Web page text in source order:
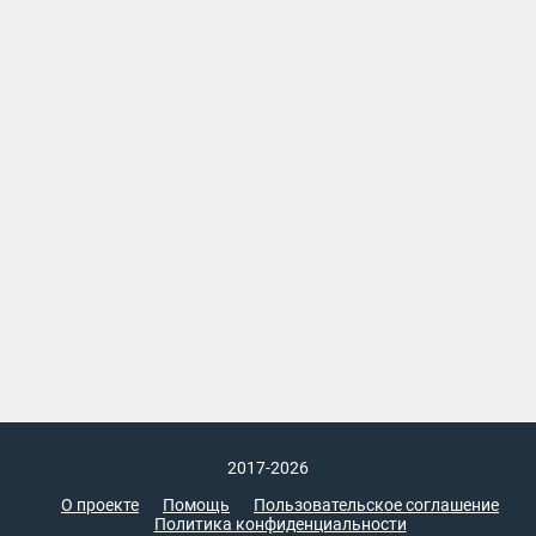
2017-2026
О проекте
Помощь
Пользовательское соглашение
Политика конфиденциальности